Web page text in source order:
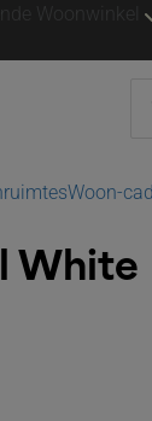
Woonwinkel
Woon-
White